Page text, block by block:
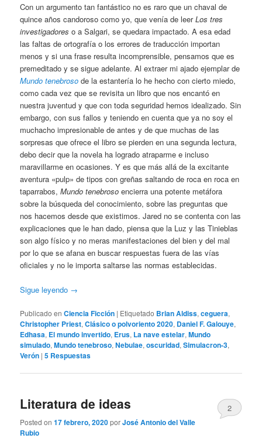
Con un argumento tan fantástico no es raro que un chaval de
quince años candoroso como yo, que venía de leerLos tres
investigadores o a Salgari, se quedara impactado. A esa edad
las faltas de ortografía o los errores de traducción importan
menos y si una frase resulta incomprensible, pensamos que es
premeditado y se sigue adelante. Al extraer mi ajado ejemplar de
Mundo tenebroso de la estantería lo he hecho con cierto miedo,
como cada vez que se revisita un libro que nos encantó en
nuestra juventud y que con toda seguridad hemos idealizado. Sin
embargo, con sus fallos y teniendo en cuenta que ya no soy el
muchacho impresionable de antes y de que muchas de las
sorpresas que ofrece el libro se pierden en una segunda lectura,
debo decir que la novela ha logrado atraparme e incluso
maravillarme en ocasiones. Y es que más allá de la excitante
aventura «pulp» de tipos con greñas saltando de roca en roca en
taparrabos,Mundo tenebroso encierra una potente metáfora
sobre la búsqueda del conocimiento, sobre las preguntas que
nos hacemos desde que existimos. Jared no se contenta con las
explicaciones que le han dado, piensa que la Luz y las Tinieblas
son algo físico y no meras manifestaciones del bien y del mal
por lo que se afana en buscar respuestas fuera de las vías
oficiales y no le importa saltarse las normas establecidas.
Sigue leyendo →
Publicado en Ciencia Ficción | Etiquetado Brian Aldiss,ceguera,
Christopher Priest,Clásico o polvoriento 2020, Daniel F. Galouye,
Edhasa, El mundo invertido, Erus, La nave estelar,Mundo
simulado,Mundo tenebroso,Nebulae,oscuridad,Simulacron-3,
Verón |5 Respuestas
Literatura de ideas
Posted on17 febrero, 2020porJosé Antonio del Valle
Rubio
2